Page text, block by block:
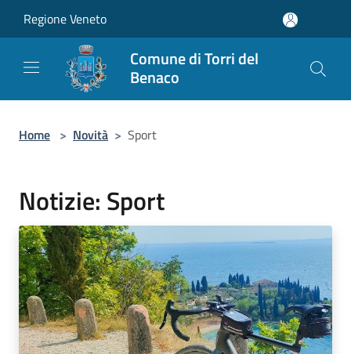
Regione Veneto
Comune di Torri del
Benaco
Home > Novità > Sport
Notizie: Sport